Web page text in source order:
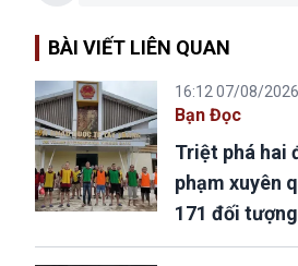
BÀI VIẾT LIÊN QUAN
16:12 07/08/2026
Bạn Đọc
Triệt phá hai
phạm xuyên
171 đối tượng